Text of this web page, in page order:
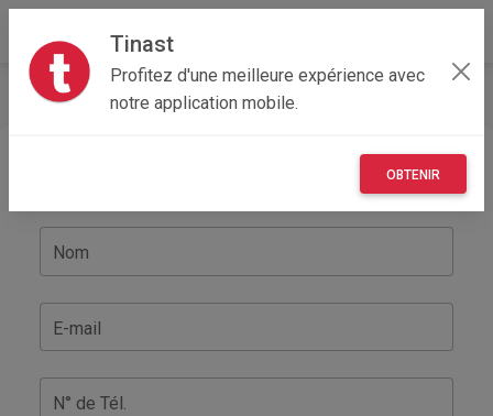
Tinast
Profitez d'une meilleure expérience avec
notre application mobile.
OBTENIR
Accueil Contact
Nom
E-mail
N° de Tél.